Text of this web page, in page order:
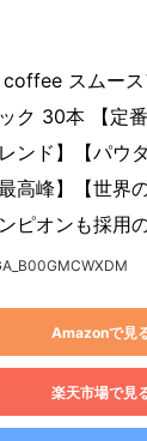
coffee スムー
ク 30本 【定
ンド】【パウ
高峰】【世界
ピオンも採用
Amazonで見
楽天市場で見